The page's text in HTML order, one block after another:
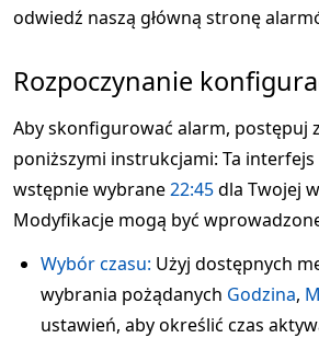
odwiedź naszą główną stronę
Rozpoczynanie
Aby skonfigurować alarm, postępuj
poniższymi instrukcjami: Ta
wstępnie wybrane22:45dla Twojej
Modyfikacje mogą być
Wybór czasu: Użyj dostępnych
wybrania pożądanych Godzina,
ustawień, aby określić czas